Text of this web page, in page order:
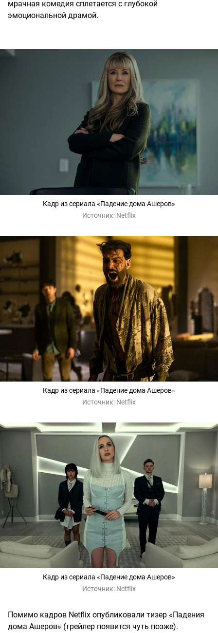
мрачная комедия сплетается с глубокой
эмоциональной драмой.
Кадр из сериала «Падение дома Ашеров»
Источник: Netflix
Кадр из сериала «Падение дома Ашеров»
Источник: Netflix
Кадр из сериала «Падение дома Ашеров»
Источник: Netflix
Помимо кадров Netflix опубликовали тизер «Падения
дома Ашеров» (трейлер появится чуть позже).